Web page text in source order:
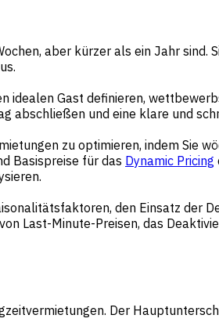
aber kürzer als ein Jahr sind.
Gast definieren,
und eine klare und
zu optimieren, indem Sie
Basispreise für das Dynamic Pricing
den Einsatz der
Last-Minute-Preisen, das
Der